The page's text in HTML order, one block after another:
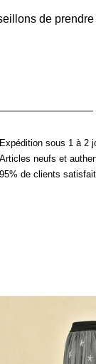
de
Expédition sous 1 à 2
Articles neufs et
95% de clients